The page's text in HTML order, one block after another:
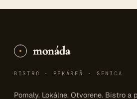
monáda
BISTRO · PEKÁREŇ · SENICA
Pomaly. Lokálne. Otvorene. Bistro a